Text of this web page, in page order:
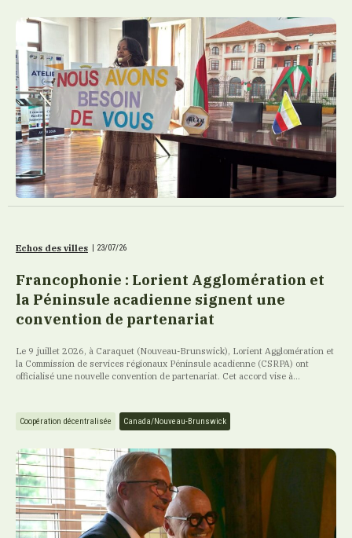
Echos des villes | 23/07/26
Francophonie : Lorient Agglomération et
la Péninsule acadienne signent une
convention de partenariat
Le 9 juillet 2026, à Caraquet (Nouveau-Brunswick), Lorient Agglomération et
la Commission de services régionaux Péninsule acadienne (CSRPA) ont
officialisé une nouvelle convention de partenariat. Cet accord vise à...
Coopération décentralisée Canada/Nouveau-Brunswick